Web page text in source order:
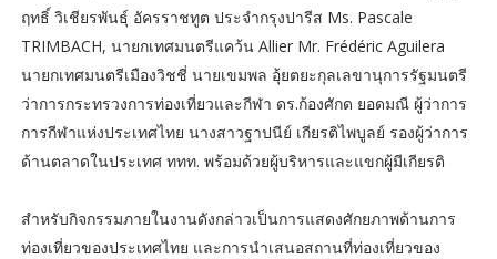
ฤทธิ์ วิเชียรพันธุ์ อัครราชทูต ประจำกรุงปารีส Ms. Pascale
TRIMBACH, นายกเทศมนตรีแคว้น Allier Mr. Frédéric Aguilera
นายกเทศมนตรีเมืองวิชชี่ นายเขมพล อุ้ยตยะกุลเลขานุการรัฐมนตรี
ว่าการกระทรวงการท่องเที่ยวและกีฬา ดร.ก้องศักด ยอดมณี ผู้ว่าการ
การกีฬาแห่งประเทศไทย นางสาวฐาปนีย์ เกียรติไพบูลย์ รองผู้ว่าการ
ด้านตลาดในประเทศ ททท. พร้อมด้วยผู้บริหารและแขกผู้มีเกียรติ
สำหรับกิจกรรมภายในงานดังกล่าวเป็นการแสดงศักยภาพด้านการ
ท่องเที่ยวของประเทศไทย และการนำเสนอสถานที่ท่องเที่ยวของ